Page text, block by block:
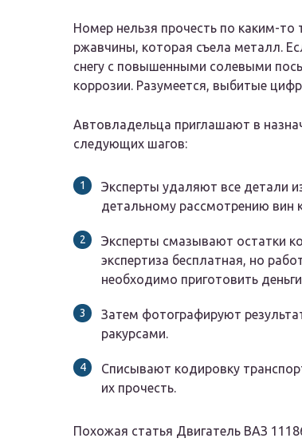
Номер нельзя прочесть по каким-то
ржавчины, которая съела металл.
снегу с повышенными солевыми
коррозии. Разумеется, выбитые
Автовладельца приглашают в
следующих шагов:
Эксперты удаляют все детали
детальному рассмотрению вин
Эксперты смазывают остатки
экспертиза бесплатная, но
необходимо приготовить
Затем фотографируют
ракурсами.
Списывают кодировку
их прочесть.
Похожая статья Двигатель ВАЗ